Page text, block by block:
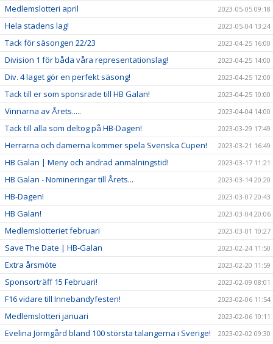
Medlemslotteri april 2023-05-05 09:18
Hela stadens lag! 2023-05-04 13:24
Tack för säsongen 22/23 2023-04-25 16:00
Division 1 för båda våra representationslag! 2023-04-25 14:00
Div. 4 laget gör en perfekt säsong! 2023-04-25 12:00
Tack till er som sponsrade till HB Galan! 2023-04-25 10:00
Vinnarna av Årets..... 2023-04-04 14:00
Tack till alla som deltog på HB-Dagen! 2023-03-29 17:49
Herrarna och damerna kommer spela Svenska Cupen! 2023-03-21 16:49
HB Galan | Meny och ändrad anmälningstid! 2023-03-17 11:21
HB Galan - Nomineringar till Årets... 2023-03-14 20:20
HB-Dagen! 2023-03-07 20:43
HB Galan! 2023-03-04 20:06
Medlemslotteriet februari 2023-03-01 10:27
Save The Date | HB-Galan 2023-02-24 11:50
Extra årsmöte 2023-02-20 11:59
Sponsorträff 15 Februari! 2023-02-09 08:01
F16 vidare till Innebandyfesten! 2023-02-06 11:54
Medlemslotteri januari 2023-02-06 10:11
Evelina Jörmgård bland 100 största talangerna i Sverige! 2023-02-02 09:30